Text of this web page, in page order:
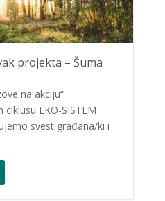
projekta – Šuma
na akciju“
EKO-SISTEM
svest građana/ki i